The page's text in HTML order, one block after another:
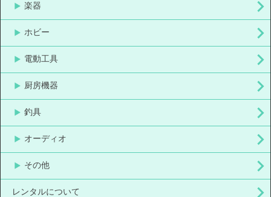
楽器
ホビー
電動工具
厨房機器
釣具
オーディオ
その他
レンタルについて